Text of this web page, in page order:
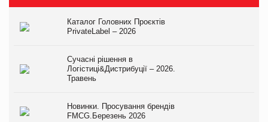
Каталог Головних Проєктів
PrivateLabel – 2026
Сучасні рішення в
Логістиці&Дистрибуції – 2026.
Травень
Новинки. Просування брендів
FMCG.Березень 2026